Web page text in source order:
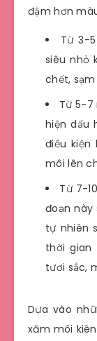
đậm hơn
Từ 3-
siêu nhỏ
chết,
Từ 5-7
hiện dấu
điều
môi lên
Từ 7-
đoạn này
tự nhiên
thời gian
tươi sắc,
Dựa vào
xăm môi